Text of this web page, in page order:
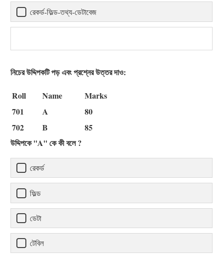
রেকর্ড-ফিল্ড-তথ্য-ডেটাবেজ
নিচের উদ্দিপকটি পড় এবং প্রশ্নের উত্তর দাও:
Roll Name
Marks
701
A
80
702
B
85
উদ্দিপকে ''A'' কে কী বলে ?
রেকর্ড
ফিল্ড
ডেটা
টেবিল